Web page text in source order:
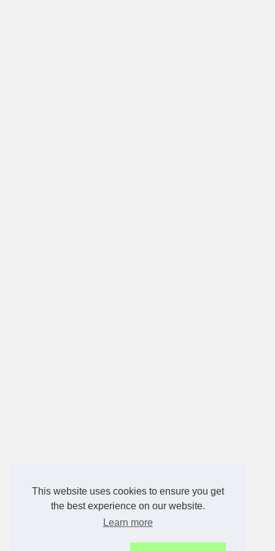
This website uses cookies to ensure you get
the best experience on our website.
Learn more